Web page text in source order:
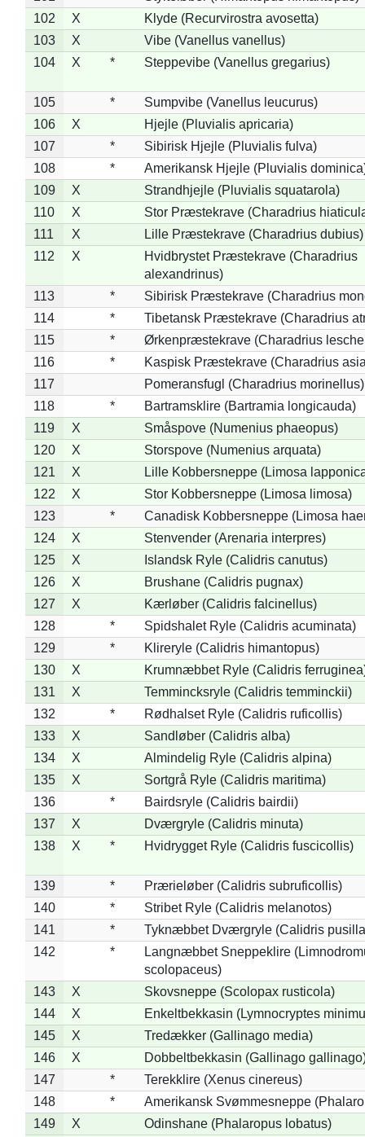
102
X
Klyde (Recurvirostra avosetta)
103
X
Vibe (Vanellus vanellus)
104
X * Steppevibe (Vanellus gregarius)
105 *
Sumpvibe (Vanellus leucurus)
106
X
Hjejle (Pluvialis apricaria)
107
*
Sibirisk Hjejle (Pluvialis fulva)
108
*
Amerikansk Hjejle (Pluvialis
109
X
Strandhjejle (Pluvialis squatarola)
110
X
Stor Præstekrave (Charadrius
111
X
Lille Præstekrave (Charadrius dubius)
112
X
Hvidbrystet Præstekrave (Charadrius
alexandrinus)
113
*
Sibirisk Præstekrave (Charadrius
114
*
Tibetansk Præstekrave (Charadrius
115
*
Ørkenpræstekrave (Charadrius
116
*
Kaspisk Præstekrave (Charadrius
117
Pomeransfugl (Charadrius morinellus)
118
*
Bartramsklire (Bartramia longicauda)
119
X
Småspove (Numenius phaeopus)
120
X
Storspove (Numenius arquata)
121
X
Lille Kobbersneppe (Limosa
122
X
Stor Kobbersneppe (Limosa limosa)
123
*
Canadisk Kobbersneppe (Limosa
124
X
Stenvender (Arenaria interpres)
125
X
Islandsk Ryle (Calidris canutus)
126
X
Brushane (Calidris pugnax)
127
X
Kærløber (Calidris falcinellus)
128
*
Spidshalet Ryle (Calidris acuminata)
129
*
Klireryle (Calidris himantopus)
130
X
Krumnæbbet Ryle (Calidris
131
X
Temmincksryle (Calidris temminckii)
132
*
Rødhalset Ryle (Calidris ruficollis)
133
X
Sandløber (Calidris alba)
134
X
Almindelig Ryle (Calidris alpina)
135
X
Sortgrå Ryle (Calidris maritima)
136
*
Bairdsryle (Calidris bairdii)
137
X
Dværgryle (Calidris minuta)
138
X * Hvidrygget Ryle (Calidris fuscicollis)
139 *
Prærieløber (Calidris subruficollis)
140
*
Stribet Ryle (Calidris melanotos)
141
*
Tyknæbbet Dværgryle (Calidris
142
*
Langnæbbet Sneppeklire
scolopaceus)
143
X
Skovsneppe (Scolopax rusticola)
144
X
Enkeltbekkasin (Lymnocryptes
145
X
Tredækker (Gallinago media)
146
X
Dobbeltbekkasin (Gallinago
147
*
Terekklire (Xenus cinereus)
148
*
Amerikansk Svømmesneppe
149
X
Odinshane (Phalaropus lobatus)